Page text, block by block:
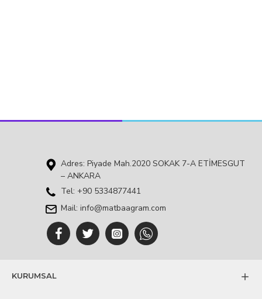
Adres: Piyade Mah.2020 SOKAK 7-A ETİMESGUT
– ANKARA
Tel: +90 5334877441
Mail: info@matbaagram.com
KURUMSAL